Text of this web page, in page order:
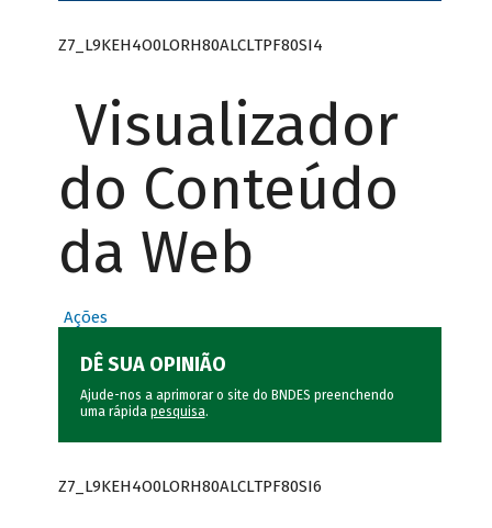
Z7_L9KEH4O0LORH80ALCLTPF80SI4
Visualizador
do Conteúdo
da Web
Ações
DÊ SUA OPINIÃO
Ajude-nos a aprimorar o site do BNDES preenchendo
uma rápida pesquisa.
Z7_L9KEH4O0LORH80ALCLTPF80SI6